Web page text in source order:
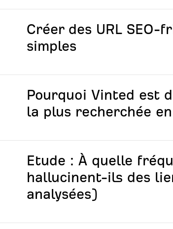
Créer des URL SEO-
simples
Pourquoi Vinted est
la plus recherchée
Etude : À quelle
hallucinent-ils des
analysées)